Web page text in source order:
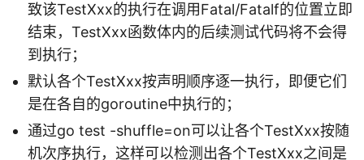
致该TestXxx的执行在调用Fatal/Fatalf的位置立即
结束，TestXxx函数体内的后续测试代码将不会得
到执行；
默认各个TestXxx按声明顺序逐一执行，即便它们
是在各自的goroutine中执行的；
通过go test -shuffle=on可以让各个TestXxx按随
机次序执行，这样可以检测出各个TestXxx之间是